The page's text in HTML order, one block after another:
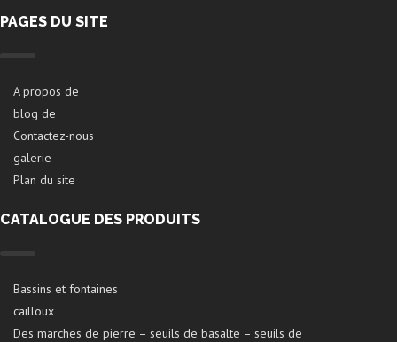
PAGES DU SITE
A propos de
blog de
Contactez-nous
galerie
Plan du site
CATALOGUE DES PRODUITS
Bassins et fontaines
cailloux
Des marches de pierre – seuils de basalte – seuils de